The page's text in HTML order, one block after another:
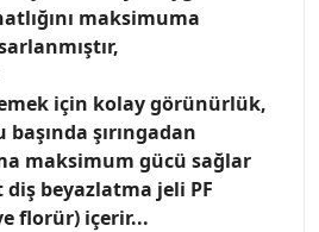
maksimuma
için kolay görünürlük,
şırıngadan
maksimum gücü sağlar
diş beyazlatma jeli PF
florür) içerir...